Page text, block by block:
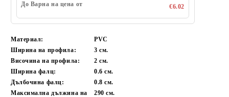
До Варна на цена от
€6.02
Материал:
PVC
Ширина на профила:
3 см.
Височина на профила:
2 см.
Ширина фалц:
0.6 см.
Дълбочина фалц:
0.8 см.
Максимална дължина на
290 см.